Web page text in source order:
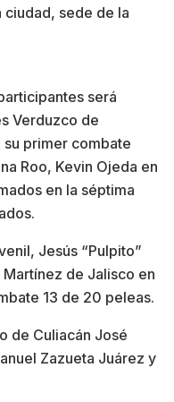
sede de la
será
Verduzco de
primer combate
Roo, Kevin Ojeda en
en la séptima
Jesús “Pulpito”
de Jalisco en
13 de 20 peleas.
de Culiacán José
Zazueta Juárez y